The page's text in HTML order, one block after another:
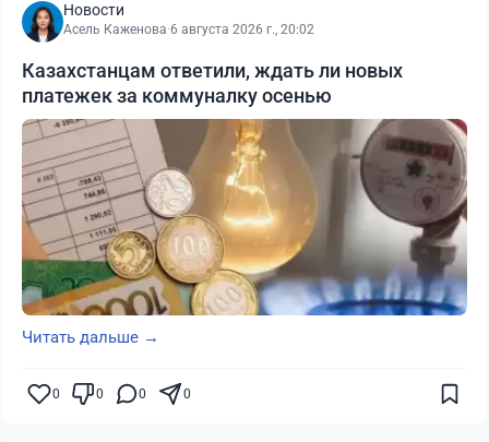
Новости
Асель Каженова·6 августа 2026 г., 20:02
Казахстанцам ответили, ждать ли новых
платежек за коммуналку осенью
Читать дальше →
0 0 0 0